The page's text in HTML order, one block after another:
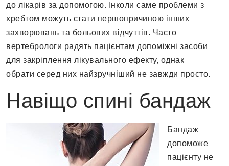
до лікарів за допомогою. Інколи саме проблеми з
хребтом можуть стати першопричиною інших
захворювань та больових відчуттів. Часто
вертебрологи радять пацієнтам допоміжні засоби
для закріплення лікувального ефекту, однак
обрати серед них найзручніший не завжди просто.
Навіщо спині бандаж
Бандаж
допоможе
пацієнту не